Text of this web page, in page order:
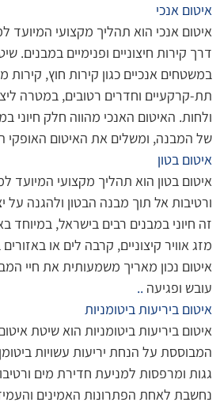
איטום אנכי
איטום אנכי הוא תהליך מקצועי המיועד
דרך קירות חיצוניים ופנימיים במבנים.
במשטחים אנכיים כגון קירות חוץ, קירות
תת-קרקעיים וחדרים רטובים, במטרה
ולחות. האיטום האנכי מהווה חלק חיוני
של המבנה, ומשלים את האיטום האופקי
איטום בטון
איטום בטון הוא תהליך מקצועי המיועד
ורטיבות אל תוך מבנה הבטון ולהגנה על
זה חיוני במבנים רבים בישראל, במיוחד
מזג אוויר קיצוניים, קרבה לים או
איטום נכון מאריך משמעותית את חיי
עובש ופגיעה ..
איטום ביריעות ביטומניות
איטום ביריעות ביטומניות הוא שיטת
המבוססת על הנחת יריעות עשויות
גגות ומרפסות למניעת חדירת מים
נחשבת לאחת הפתרונות האמינים